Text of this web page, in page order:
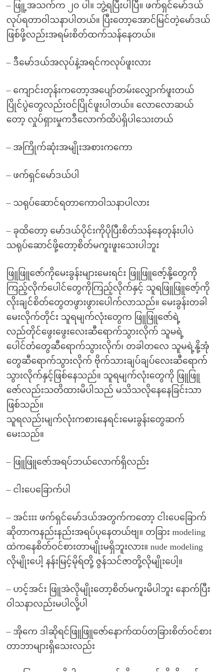
– ဖြူ့အသက်က ၂၀ ပါ။ ဘွဲ့ရပြီးပါပြီ။ ဖက်ရှင်မော်ဒယ်
လုပ်ရတာဝါသနာပါတယ်။ ပြီးတော့အောင်မြင်တဲ့မော်ဒယ်
ဖြစ်ဖို့လည်းအရမ်းစိတ်ထက်သန်နေတယ်။
– ဒီမော်ဒယ်အလုပ်နဲ့အရင်ကလုပ်ဖူးလား
– ကျောင်းတုန်းကတော့အပျော်တမ်းလျှောက်ဖူးတယ်
ပြိုင်ပွဲတွေလည်းဝင်ပြိုင်ဖူးပါတယ်။ လောလောဆယ်
တော့ လှုပ်ရှားမှုကဒီလောက်ထိပဲရှိပါသေးတယ်
– အကြိုက်ဆုံးအမျိုးအစားကကော
– ဖက်ရှင်မော်ဒယ်ပါ
– သရုပ်ဆောင်ရတာကောဝါသနာပါလား
– ခုထိတော့ မော်ဒယ်ပိုင်းကိုပိုပြီးစိတ်သန်နေတုန်းပါပဲ
သရုပ်ဆောင်ဖို့တော့စိတ်မကူးဖူးသေးပါဘူး
ဖြူဖြူဇော်ကိုမေးခွန်းများမေးရင်း ဖြူဖြူဇော့်နို့တွေကို
ကြည့်လိုက်ပေါင်တွေကိုကြည့်လိုက်နှင့် သူရဖြူဖြူဇော့်ကို
လိုးချင်စိတ်တွေတဖွားဖွားပေါက်လာသည်။ မေးခွန်းတခါ
မေးလိုက်တိုင်း သူရမျက်လုံးတွေက ဖြူဖြူဇော်ရဲ့
လည်တိုင်ဖွေးဖွေးလေးဆီရောက်သွားလိုက် သူမရဲ့
ပေါင်တံတွေဆီရောက်သွားလိုက်၊ တခါတလေ သူမရဲ့နို့အုံ
တွေဆီရောက်သွားလိုက် ဗိုက်သားချပ်ချပ်လေးဆီရောက်
သွားလိုက်နှင့်ဖြစ်နေသည်။ သူရမျက်လုံးတွေကို ဖြူဖြူ
ဇော်လည်းသတိထားမိပါသည် မသိသလိုနေနေခြင်းသာ
ဖြစ်သည်။
သူရလည်းမျက်လုံးကစားနေရင်းမေးခွန်းတွေဆက်
မေးသည်။
– ဖြူဖြူဇော်အရပ်ဘယ်လောက်ရှိလည်း
– ငါးပေခြောက်ပါ
– အင်းးး ဖက်ရှင်မော်ဒယ်အတွက်ကတော့ ငါးပေခြောက်
ဆိုတာကနည်းနည်းအရပ်ပုနေတယ်ဗျ။ တခြား modeling
ထဲကနေစိတ်ဝင်စားတာမျိုးမရှိဘူးလား။ nude modeling
လိုမျိုးပေါ့ နန်းမြင့်မိုရ်တို့ ဇွန်သင်ဇာတို့လိုမျိုးပေါ့။
– ဟင့်အင်း ဖြူအဲလိုမျိုးတော့စိတ်မကူးမိပါဘူး နောက်ပြီး
ဝါသနာလည်းမပါလို့ပါ
– အိုကေ ဒါဆိုရင်ဖြူဖြူဇော်နောက်ထပ်တခြားစိတ်ဝင်စား
တာဘာများရှိသေးလည်း